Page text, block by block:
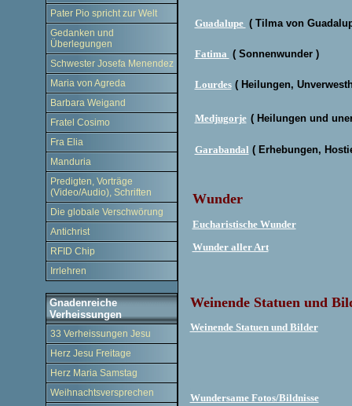
Pater Pio spricht zur Welt
Gedanken und
Überlegungen
Schwester Josefa Menendez
Maria von Agreda
Barbara Weigand
Fratel Cosimo
Fra Elia
Manduria
Predigten, Vorträge
(Video/Audio), Schriften
Die globale Verschwörung
Antichrist
RFID Chip
Irrlehren
Gnadenreiche
Verheissungen
33 Verheissungen Jesu
Herz Jesu Freitage
Herz Maria Samstag
Weihnachtsversprechen
Guadalupe ( Tilma von
Fatima ( Sonnenwunder )
Lourdes( Heilungen,
Medjugorje ( Heilungen und
Garabandal ( Erhebungen,
Wunder
Eucharistische Wunder
Wunder aller Art
Weinende Statuen und
Weinende Statuen und Bilder
Wundersame Fotos/Bildnisse